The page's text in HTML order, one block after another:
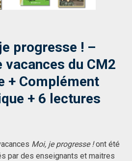
progresse ! –
vacances du CM2
+ Complément
+ 6 lectures
Moi, je progresse !ont été
par des enseignants et maitres